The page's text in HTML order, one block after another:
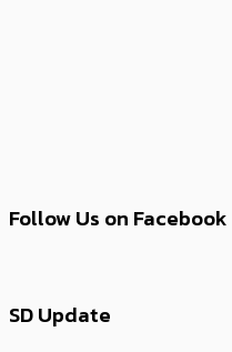
Follow Us on Facebook
SD Update